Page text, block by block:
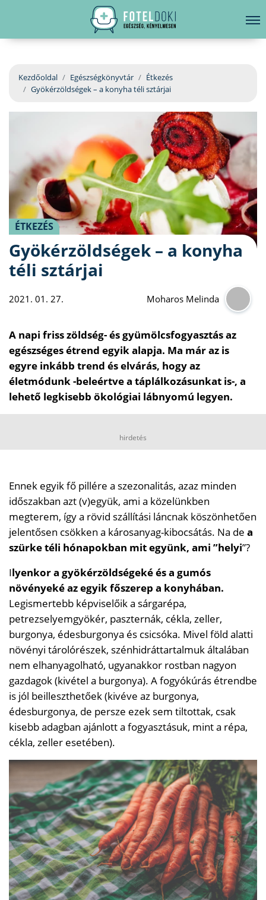
EGÉSZSÉGKÖNYVTÁR
BETEGSÉGKALAUZ
ORVOS VÁLASZOL
ORVOSKERESŐ
hirdetés
Kezdőoldal Egészségkönyvtár
Étkezés
Gyökérzöldségek – a konyha téli sztárjai
ÉTKEZÉS
Gyökérzöldségek – a konyha
téli sztárjai
2021. 01. 27. Moharos Melinda
A napi friss zöldség- és gyümölcsfogyasztás az
egészséges étrend egyik alapja. Ma már az is
egyre inkább trend és elvárás, hogy az
életmódunk -beleértve a táplálkozásunkat is-, a
lehető legkisebb ökológiai lábnyomú legyen.
hirdetés
Ennek egyik fő pillére a szezonalitás, azaz minden
időszakban azt (v)együk, ami a közelünkben
megterem, így a rövid szállítási láncnak köszönhetően
jelentősen csökken a károsanyag-kibocsátás. Na de a
szürke téli hónapokban mit együnk, ami ”helyi”?
Ilyenkor a gyökérzöldségeké és a gumós
növényeké az egyik főszerep a konyhában.
Legismertebb képviselőik a sárgarépa,
petrezselyemgyökér, paszternák, cékla, zeller,
burgonya, édesburgonya és csicsóka. Mivel föld alatti
növényi tárolórészek, szénhidráttartalmuk általában
nem elhanyagolható, ugyanakkor rostban nagyon
gazdagok (kivétel a burgonya). A fogyókúrás étrendbe
is jól beilleszthetőek (kivéve az burgonya,
édesburgonya, de persze ezek sem tiltottak, csak
kisebb adagban ajánlott a fogyasztásuk, mint a répa,
cékla, zeller esetében).